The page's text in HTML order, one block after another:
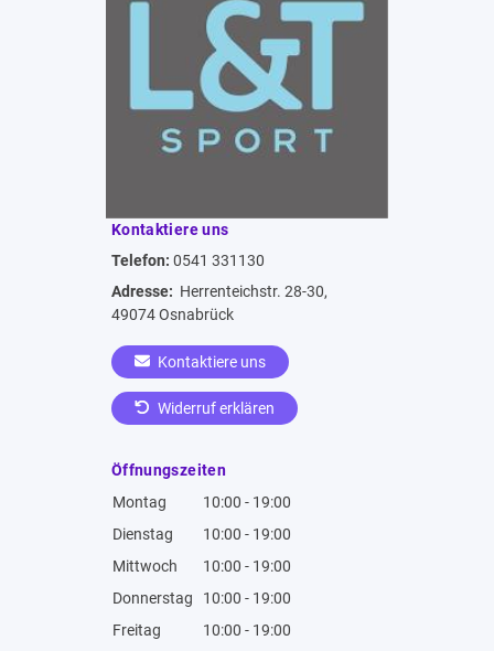
Kontaktiere uns
Telefon: 0541 331130
Adresse: Herrenteichstr. 28-30,
49074 Osnabrück
Kontaktiere uns
Widerruf erklären
Öffnungszeiten
Montag
10:00 - 19:00
Dienstag
10:00 - 19:00
Mittwoch
10:00 - 19:00
Donnerstag
10:00 - 19:00
Freitag
10:00 - 19:00